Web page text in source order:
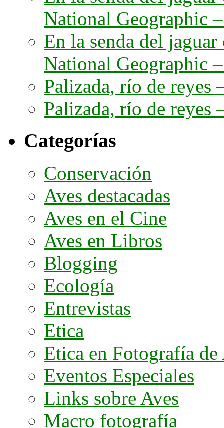
National Geographic
En la senda del
National Geographic
Palizada, río de reyes
Palizada, río de reyes
Categorías
Conservación
Aves destacadas
Aves en el Cine
Aves en Libros
Blogging
Ecología
Entrevistas
Etica
Etica en Fotografía de
Eventos Especiales
Links sobre Aves
Macro fotografía